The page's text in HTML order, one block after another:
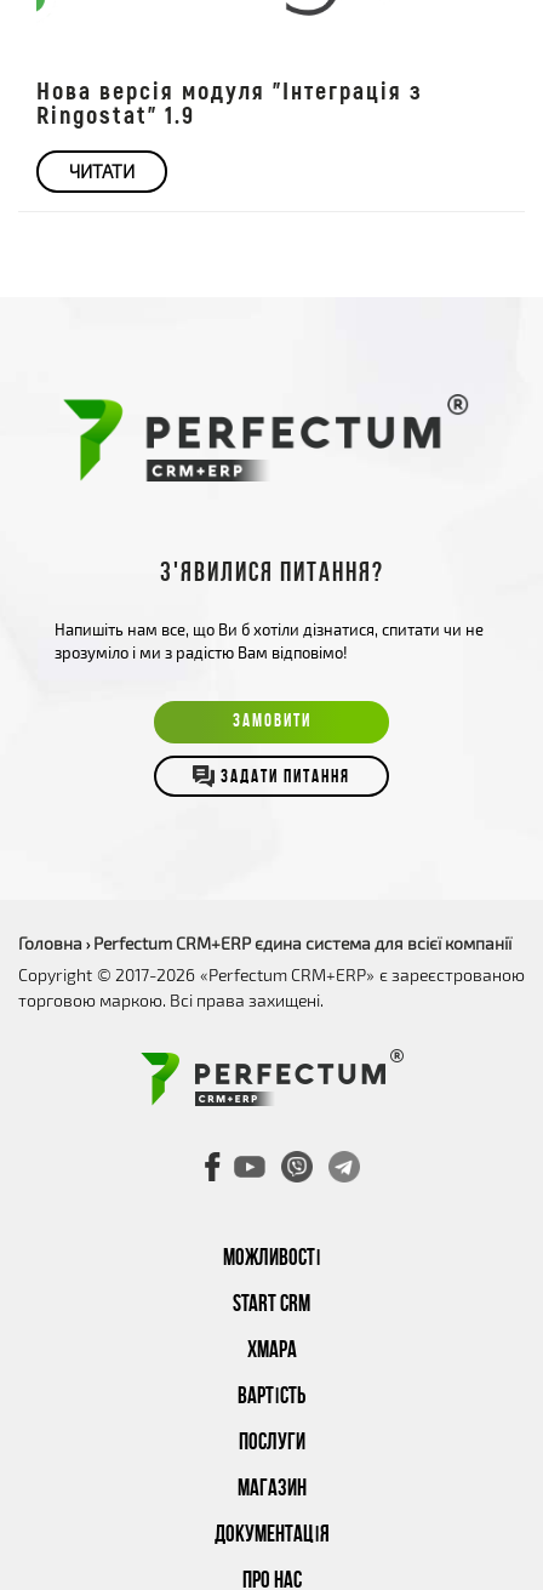
Нова версія модуля "Інтеграція з
Ringostat" 1.9
ЧИТАТИ
З'явилися питання?
Напишіть нам все, що Ви б хотіли дізнатися, спитати чи не
зрозуміло і ми з радістю Вам відповімо!
ЗАМОВИТИ
ЗАДАТИ ПИТАННЯ
МОЖЛИВОСТІ
START CRM
ХМАРА
ВАРТІСТЬ
ПОСЛУГИ
МАГАЗИН
ДОКУМЕНТАЦІЯ
ПРО НАС
Головна › Perfectum CRM+ERP єдина система для всієї компанії
Copyright © 2017-2026 «Perfectum CRM+ERP» є зареєстрованою
торговою маркою. Всі права захищені.